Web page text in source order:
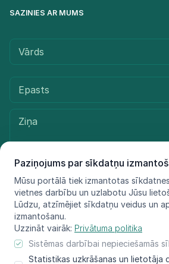
Paziņojums par sīkdatņu
Mūsu portālā tiek izmantotas
vietnes darbību un uzlabotu Jūsu
Lūdzu, atzīmējiet sīkdatņu veidus un
izmantošanu.
Uzzināt vairāk: Privātuma politika
Sistēmas darbībai nepieciešamās
Statistikas uzkrāšanas un lietotāja
SAZINIES AR MUMS
Sūtīt ziņu
© LIFE FOR SPECIES, 2021 - 2025
Informācija atspoguļo tikai projekta LIFE FOR